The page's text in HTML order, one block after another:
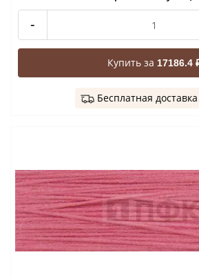
-
Купить за 17186.4
Бесплатная